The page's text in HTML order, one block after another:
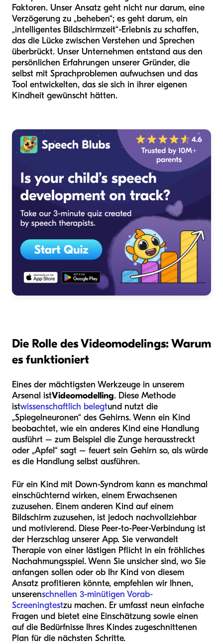
Faktoren. Unser Ansatz geht nicht nur darum, eine
Verzögerung zu „beheben“; es geht darum, ein
„intelligentes Bildschirmzeit“-Erlebnis zu schaffen,
das die Lücke zwischen Verstehen und Sprechen
überbrückt. Unser Unternehmen entstand aus den
persönlichen Erfahrungen unserer Gründer, die
selbst mit Sprachproblemen aufwuchsen und das
Tool entwickelten, das sie sich in ihrer eigenen
Kindheit gewünscht hätten.
Die Rolle des Videomodelings: Warum
es funktioniert
Eines der mächtigsten Werkzeuge in unserem
Arsenal istVideomodelling. Diese Methode
istwissenschaftlich belegtund nutzt die
„Spiegelneuronen“ des Gehirns. Wenn ein Kind
beobachtet, wie ein anderes Kind eine Handlung
ausführt – zum Beispiel die Zunge herausstreckt
oder „Apfel“ sagt – feuert sein Gehirn so, als würde
es die Handlung selbst ausführen.
Für ein Kind mit Down-Syndrom kann es manchmal
einschüchternd wirken, einem Erwachsenen
zuzusehen. Einem anderen Kind auf einem
Bildschirm zuzusehen, ist jedoch nachvollziehbar
und motivierend. Diese Peer-to-Peer-Verbindung ist
der Herzschlag unserer App. Sie verwandelt
Therapie von einer lästigen Pflicht in ein fröhliches
Nachahmungsspiel. Wenn Sie unsicher sind, wo Sie
anfangen sollen oder ob Ihr Kind von diesem
Ansatz profitieren könnte, empfehlen wir Ihnen,
unserenschnellen 3-minütigen Vorab-
Screeningtestzu machen. Er umfasst neun einfache
Fragen und bietet eine Einschätzung sowie einen
auf die Bedürfnisse Ihres Kindes zugeschnittenen
Plan für die nächsten Schritte.